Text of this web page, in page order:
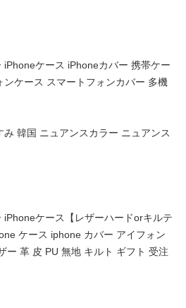
ケース iPhoneカバー 携帯ケー
ケース スマートフォンカバー 多機
韓国 ニュアンスカラー ニュアンス
ケース【レザーハードorキルテ
ケース iphone カバー アイフォン
ー 革 皮 PU 無地 キルト ギフト 受注